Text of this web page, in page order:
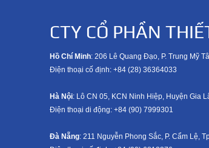
CTY CỔ PHẦN
Hồ Chí Minh: 206 Lê Quang Đạo, P. Trung Mỹ
Điện thoại cố định: +84 (28) 36364033
Hà Nội: Lô CN 05, KCN Ninh Hiệp, Huyện Gia
Điện thoại di động: +84 (90) 7999301
Đà Nẵng: 211 Nguyễn Phong Sắc, P. Cẩm Lệ,